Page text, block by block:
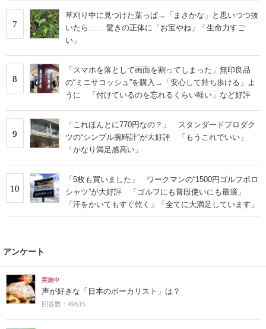
7
草刈り中に見つけた葉っぱ→「まさかな」と思いつつ抜
いたら…… 驚きの正体に「お宝やね」「生命力すご
い」
8
「スマホを落として画面を割ってしまった」無印良品
の“ミニサコッシュ”を購入→「安心して持ち歩ける」よ
うに 「付けているのを忘れるくらい軽い」など好評
9
「これほんとに770円なの？」 スタンダードプロダク
ツの“シンプル腕時計”が大好評 「もうこれでいい」
「かなり満足感高い」
10
「5枚も買いました」 ワークマンの“1500円ゴルフポロ
シャツ”が大好評 「ゴルフにも普段使いにも最適」
「汗をかいてもすぐ乾く」「全てに大満足しています」
アンケート
実施中
声が好きな「日本のボーカリスト」は？
回答数：49515